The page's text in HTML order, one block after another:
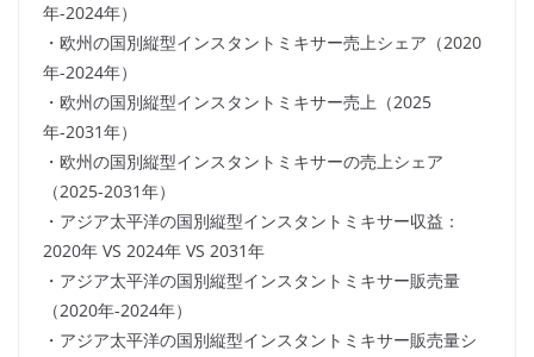
年-2024年）
・欧州の国別縦型インスタントミキサー売上シェア（2020
年-2024年）
・欧州の国別縦型インスタントミキサー売上（2025
年-2031年）
・欧州の国別縦型インスタントミキサーの売上シェア
（2025-2031年）
・アジア太平洋の国別縦型インスタントミキサー収益：
2020年 VS 2024年 VS 2031年
・アジア太平洋の国別縦型インスタントミキサー販売量
（2020年-2024年）
・アジア太平洋の国別縦型インスタントミキサー販売量シ